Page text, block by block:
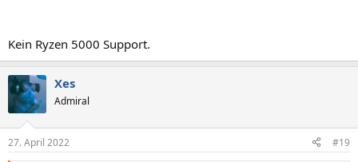
Kein Ryzen 5000 Support.
Xes
Admiral
27. April 2022 #19